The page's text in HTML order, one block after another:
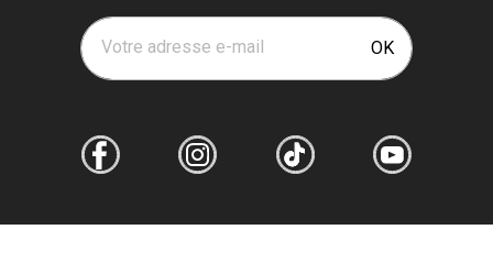
Votre adresse e-mail OK